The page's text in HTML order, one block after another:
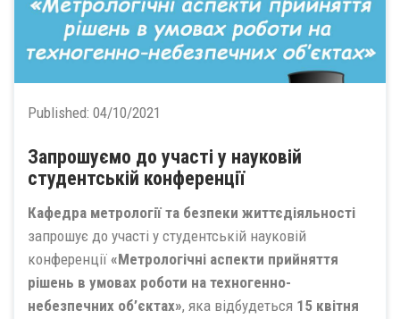
Published: 04/10/2021
Запрошуємо до участі у науковій
студентській конференції
Кафедра метрології та безпеки життєдіяльності
запрошує до участі у студентській науковій
конференції «Метрологічні аспекти прийняття
рішень в умовах роботи на техногенно-
небезпечних об’єктах», яка відбудеться 15 квітня